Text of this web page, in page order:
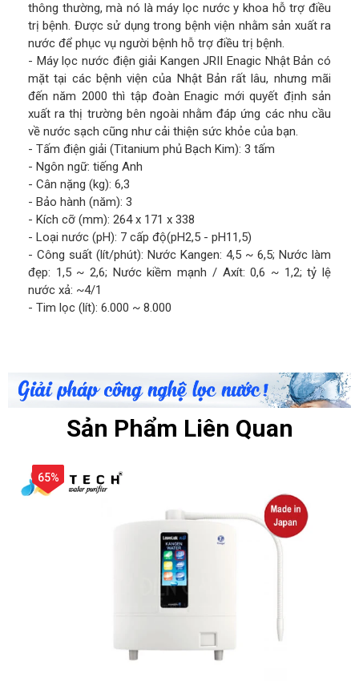
thông thường, mà nó là máy lọc nước y khoa hỗ trợ điều
trị bệnh. Được sử dụng trong bệnh viện nhằm sản xuất ra
nước để phục vụ người bệnh hỗ trợ điều trị bệnh.
- Máy lọc nước điện giải Kangen JRII Enagic Nhật Bản có
mặt tại các bệnh viện của Nhật Bản rất lâu, nhưng mãi
đến năm 2000 thì tập đoàn Enagic mới quyết định sản
xuất ra thị trường bên ngoài nhằm đáp ứng các nhu cầu
về nước sạch cũng như cải thiện sức khỏe của bạn.
- Tấm điện giải (Titanium phủ Bạch Kim): 3 tấm
- Ngôn ngữ: tiếng Anh
- Cân nặng (kg): 6,3
- Bảo hành (năm): 3
- Kích cỡ (mm): 264 x 171 x 338
- Loại nước (pH): 7 cấp độ(pH2,5 - pH11,5)
- Công suất (lít/phút): Nước Kangen: 4,5 ~ 6,5; Nước làm
đẹp: 1,5 ~ 2,6; Nước kiềm mạnh / Axít: 0,6 ~ 1,2; tỷ lệ
nước xả: ~4/1
- Tim lọc (lít): 6.000 ~ 8.000
Sản Phẩm Liên Quan
65%